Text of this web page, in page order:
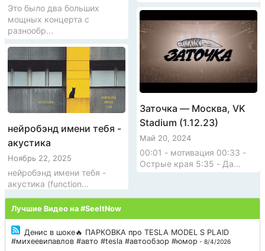
Это было два больших
мощных концерта с
разнообр...
нейробэнд имени тебя -
акустика
Ноябрь 22, 2025
нейробэнд имени тебя -
акустика (function...
Заточка — Москва, VK
Stadium (1.12.23)
Май 20, 2024
00:01 - мотивация 00:33 -
Острые края 5:35 - Да...
Лучшие Видео на #SeeItNow
Денис в шоке🔥 ПАРКОВКА про TESLA MODEL S PLAID
#михеевипавлов #авто #tesla #автообзор #юмор - 8/4/2026